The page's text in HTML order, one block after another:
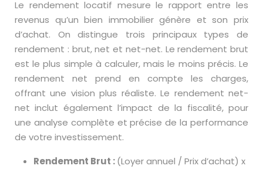
Le rendement locatif mesure le rapport entre les
revenus qu’un bien immobilier génère et son prix
d’achat. On distingue trois principaux types de
rendement : brut, net et net-net. Le rendement brut
est le plus simple à calculer, mais le moins précis. Le
rendement net prend en compte les charges,
offrant une vision plus réaliste. Le rendement net-
net inclut également l’impact de la fiscalité, pour
une analyse complète et précise de la performance
de votre investissement.
Rendement Brut :(Loyer annuel / Prix d’achat) x